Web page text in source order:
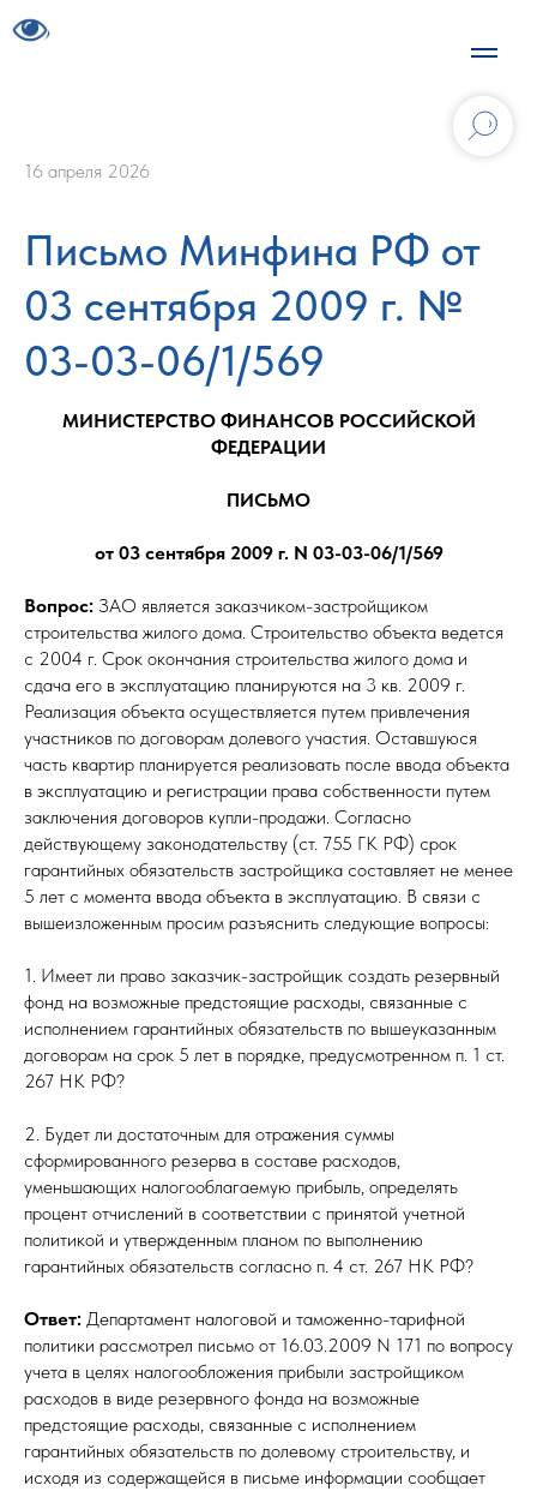
16 апреля 2026
Письмо Минфина РФ от
03 сентября 2009 г. №
03-03-06/1/569
МИНИСТЕРСТВО ФИНАНСОВ РОССИЙСКОЙ
ФЕДЕРАЦИИ
ПИСЬМО
от 03 сентября 2009 г. N 03-03-06/1/569
Вопрос: ЗАО является заказчиком-застройщиком
строительства жилого дома. Строительство объекта ведется
с 2004 г. Срок окончания строительства жилого дома и
сдача его в эксплуатацию планируются на 3 кв. 2009 г.
Реализация объекта осуществляется путем привлечения
участников по договорам долевого участия. Оставшуюся
часть квартир планируется реализовать после ввода объекта
в эксплуатацию и регистрации права собственности путем
заключения договоров купли-продажи. Согласно
действующему законодательству (ст. 755 ГК РФ) срок
гарантийных обязательств застройщика составляет не менее
5 лет с момента ввода объекта в эксплуатацию. В связи с
вышеизложенным просим разъяснить следующие вопросы:
1. Имеет ли право заказчик-застройщик создать резервный
фонд на возможные предстоящие расходы, связанные с
исполнением гарантийных обязательств по вышеуказанным
договорам на срок 5 лет в порядке, предусмотренном п. 1 ст.
267 НК РФ?
2. Будет ли достаточным для отражения суммы
сформированного резерва в составе расходов,
уменьшающих налогооблагаемую прибыль, определять
процент отчислений в соответствии с принятой учетной
политикой и утвержденным планом по выполнению
гарантийных обязательств согласно п. 4 ст. 267 НК РФ?
Ответ: Департамент налоговой и таможенно-тарифной
политики рассмотрел письмо от 16.03.2009 N 171 по вопросу
учета в целях налогообложения прибыли застройщиком
расходов в виде резервного фонда на возможные
предстоящие расходы, связанные с исполнением
гарантийных обязательств по долевому строительству, и
исходя из содержащейся в письме информации сообщает